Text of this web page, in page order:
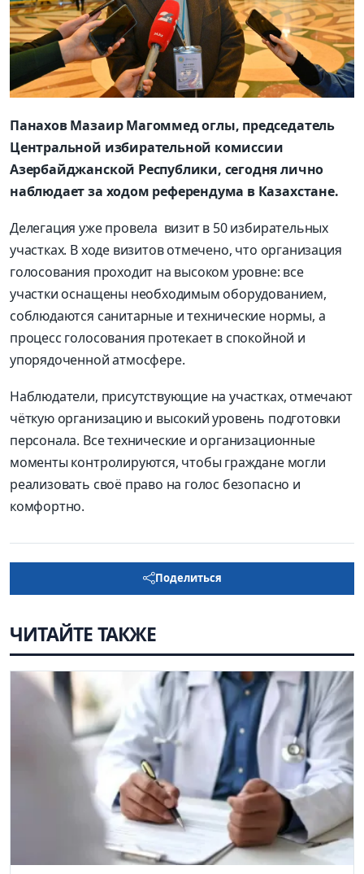
Панахов Мазаир Магоммед оглы, председатель
Центральной избирательной комиссии
Азербайджанской Республики, сегодня лично
наблюдает за ходом референдума в Казахстане.
Делегация уже провела визит в 50 избирательных
участках. В ходе визитов отмечено, что организация
голосования проходит на высоком уровне: все
участки оснащены необходимым оборудованием,
соблюдаются санитарные и технические нормы, а
процесс голосования протекает в спокойной и
упорядоченной атмосфере.
Наблюдатели, присутствующие на участках, отмечают
чёткую организацию и высокий уровень подготовки
персонала. Все технические и организационные
моменты контролируются, чтобы граждане могли
реализовать своё право на голос безопасно и
комфортно.
Поделиться
ЧИТАЙТЕ ТАКЖЕ